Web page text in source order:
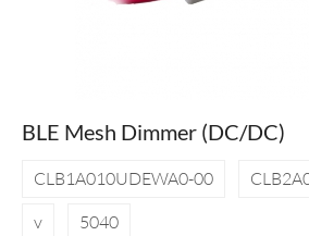
BLE Mesh Dimmer (DC/DC)
CLB1A010UDEWA0-00
v
5040